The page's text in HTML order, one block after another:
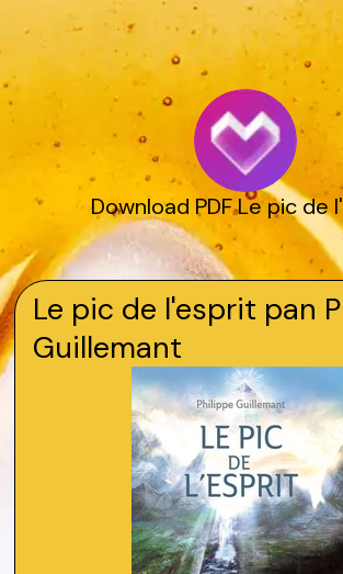
Download PDF Le pic de
Le pic de l'esprit pan
Guillemant